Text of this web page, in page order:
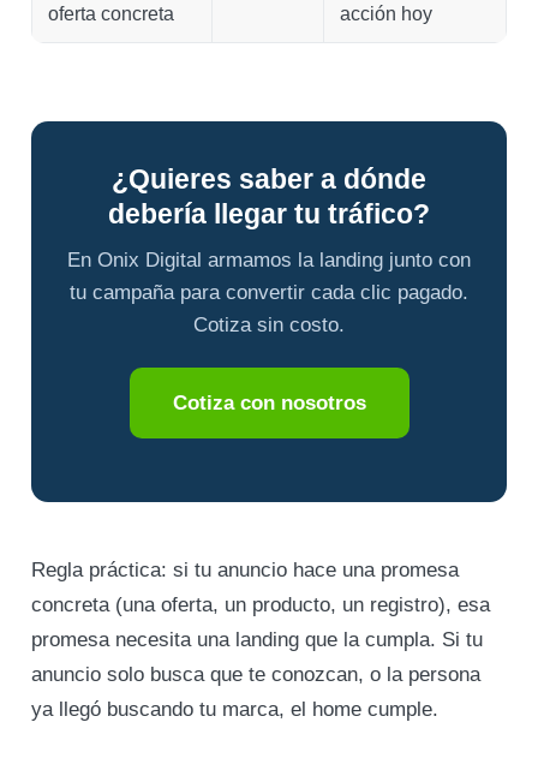
oferta concreta
acción hoy
¿Quieres saber a dónde
debería llegar tu tráfico?
En Onix Digital armamos la landing junto con
tu campaña para convertir cada clic pagado.
Cotiza sin costo.
Cotiza con nosotros
Regla práctica: si tu anuncio hace una promesa
concreta (una oferta, un producto, un registro), esa
promesa necesita una landing que la cumpla. Si tu
anuncio solo busca que te conozcan, o la persona
ya llegó buscando tu marca, el home cumple.